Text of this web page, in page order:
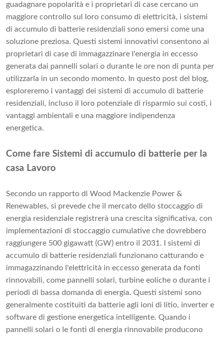
guadagnare popolarità e i proprietari di case cercano un
maggiore controllo sul loro consumo di elettricità, i sistemi
di accumulo di batterie residenziali sono emersi come una
soluzione preziosa. Questi sistemi innovativi consentono ai
proprietari di case di immagazzinare l'energia in eccesso
generata dai pannelli solari o durante le ore non di punta per
utilizzarla in un secondo momento. In questo post del blog,
esploreremo i vantaggi dei sistemi di accumulo di batterie
residenziali, incluso il loro potenziale di risparmio sui costi, i
vantaggi ambientali e una maggiore indipendenza
energetica.
Come fare Sistemi di accumulo di batterie per la
casa Lavoro
Secondo un rapporto di Wood Mackenzie Power &
Renewables, si prevede che il mercato dello stoccaggio di
energia residenziale registrerà una crescita significativa, con
implementazioni di stoccaggio cumulative che dovrebbero
raggiungere 500 gigawatt (GW) entro il 2031. I sistemi di
accumulo di batterie residenziali funzionano catturando e
immagazzinando l'elettricità in eccesso generata da fonti
rinnovabili, come pannelli solari, turbine eoliche o durante i
periodi di bassa domanda di energia. Questi sistemi sono
generalmente costituiti da batterie agli ioni di litio, inverter e
software di gestione energetica intelligente. Quando i
pannelli solari o le fonti di energia rinnovabile producono